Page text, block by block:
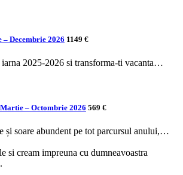
Decembrie 2026 1149 €
2025-2026 si transforma-ti vacanta…
– Octombrie 2026 569 €
și soare abundent pe tot parcursul anului,…
si cream impreuna cu dumneavoastra